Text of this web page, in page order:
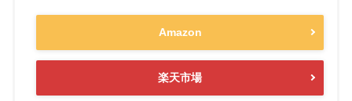
Amazon
楽天市場